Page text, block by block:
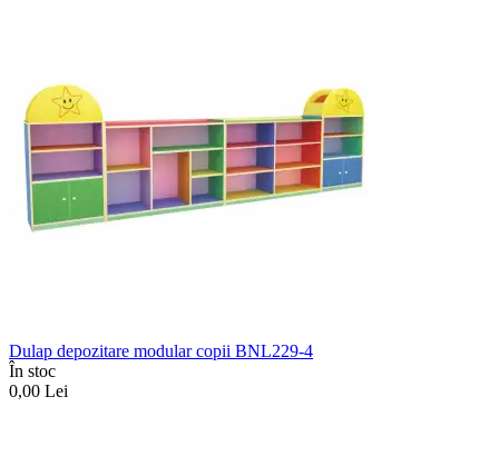
Dulap depozitare modular copii BNL229-4
În stoc
0,00 Lei